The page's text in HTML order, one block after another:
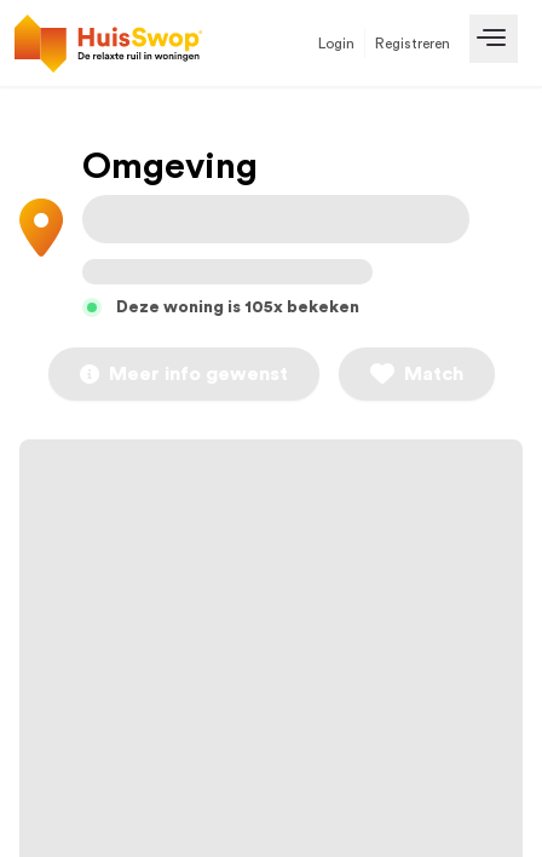
Login Registreren
Omgeving
Deze woning is 105x bekeken
Meer info gewenst Match